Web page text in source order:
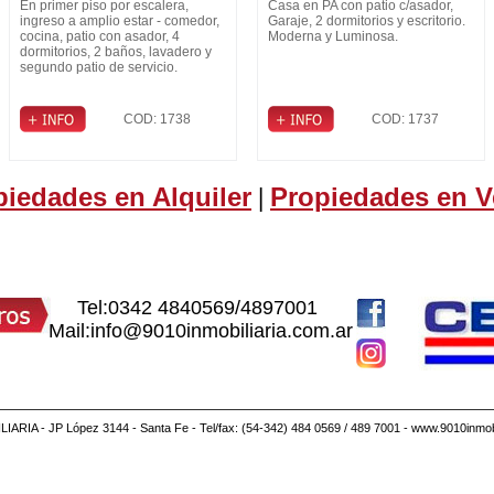
En primer piso por escalera,
ingreso a amplio estar - comedor,
cocina, patio con asador, 4
dormitorios, 2 baños, lavadero y
segundo patio de servicio.
COD: 1738
Casa en PA con patio c/asador,
Garaje, 2 dormitorios y escritorio.
Moderna y Luminosa.
COD: 1737
en Alquiler Propiedades en
Tel:0342 4840569/4897001
Mail:info@9010inmobiliaria.com.ar
- JP López 3144 - Santa Fe - Tel/fax: (54-342) 484 0569 / 489 7001 -